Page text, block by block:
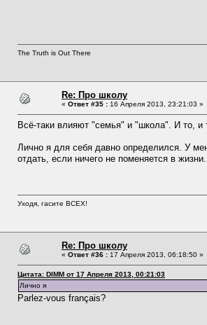
The Truth is Out There
Re: Про школу
« Ответ #35 : 16 Апреля 2013, 23:21:03 »
Всё-таки влияют "семья" и "школа". И то, и
Лично я для себя давно определился. У
отдать, если ничего не поменяется в жизни.
Уходя, гасите ВСЕХ!
Re: Про школу
« Ответ #36 : 17 Апреля 2013, 06:18:50 »
Цитата: DIMM от 17 Апреля 2013, 00:21:03
Лично я
Parlez-vous français?